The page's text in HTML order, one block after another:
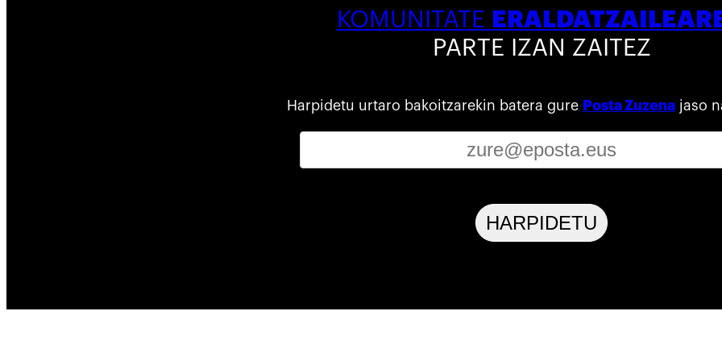
KOMUNITATE
PARTE IZAN ZAITEZ
Harpidetu urtaro bakoitzarekin batera gure Posta Zuzena jaso
HARPIDETU